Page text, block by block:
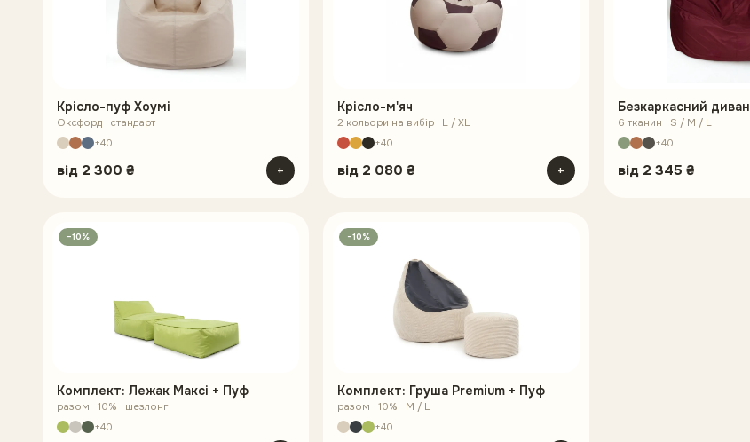
Крісло-пуф Хоумі
Оксфорд · стандарт
+40
від 2 300 ₴ +
Крісло-м'яч
2 кольори на вибір · L / XL
+40
від 2 080 ₴ +
Безкаркасний диван
6 тканин · S / M / L
+40
від 2 345 ₴
−10%
Комплект: Лежак Максі + Пуф
разом −10% · шезлонг
+40
−10%
Комплект: Груша Premium + Пуф
разом −10% · M / L
+40